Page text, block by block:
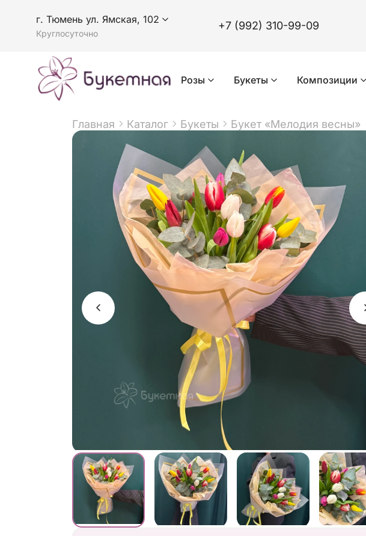
г. Тюмень ул. Ямская, 102
Круглосуточно
+7 (992) 310-99-09
Розы Букеты Композиции
Главная Каталог Букеты Букет «Мелодия весны»